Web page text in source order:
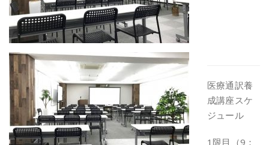
医療通訳養
成講座スケ
ジュール
1限目（9：